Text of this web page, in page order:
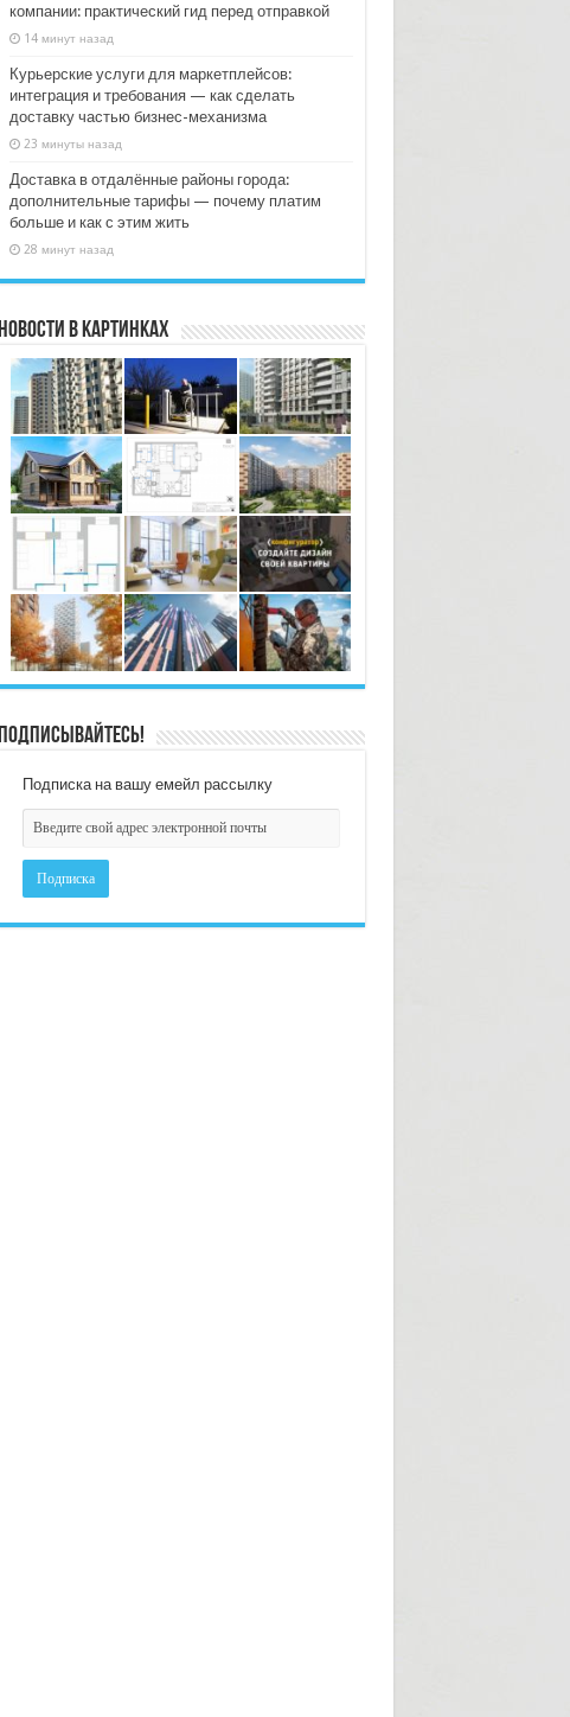
компании: практический гид перед отправкой
14 минут назад
Курьерские услуги для маркетплейсов:
интеграция и требования — как сделать
доставку частью бизнес-механизма
23 минуты назад
Доставка в отдалённые районы города:
дополнительные тарифы — почему платим
больше и как с этим жить
28 минут назад
Новости в картинках
Подписывайтесь!
Подписка на вашу емейл рассылку